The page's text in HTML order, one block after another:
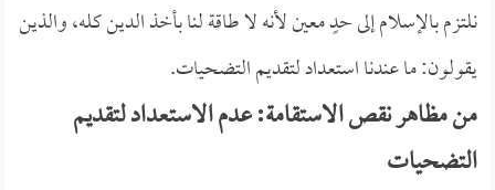
نلتزم بالإسلام إلى حدٍ معين لأنه لا طاقة لنا بأخذ الدين كله، والذين
يقولون: ما عندنا استعداد لتقديم التضحيات.
من مظاهر نقص الاستقامة: عدم الاستعداد لتقديم
التضحيات